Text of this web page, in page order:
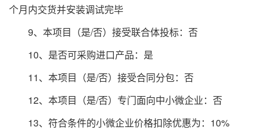
个月内交货并安装调试完毕
9、本项目（是/否）接受联合体投标：否
10、是否可采购进口产品：是
11、本项目（是/否）接受合同分包：否
12、本项目（是/否）专门面向中小微企业：否
13、符合条件的小微企业价格扣除优惠为：10%